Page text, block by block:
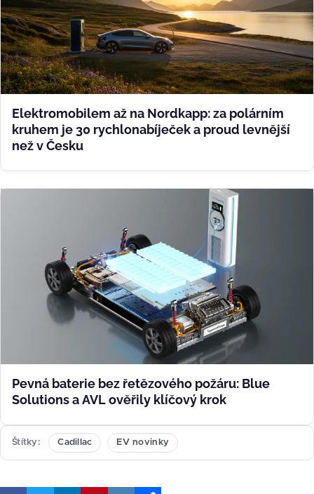
Elektromobilem až na Nordkapp: za polárním
kruhem je 30 rychlonabíječek a proud levnější
než v Česku
Pevná baterie bez řetězového požáru: Blue
Solutions a AVL ověřily klíčový krok
Štítky Cadillac EV novinky